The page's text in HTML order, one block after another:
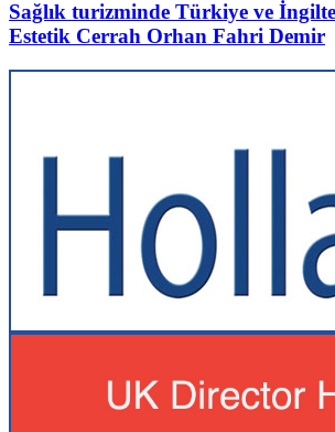
Sağlık turizminde Türkiye ve
Estetik Cerrah Orhan Fahri Demir